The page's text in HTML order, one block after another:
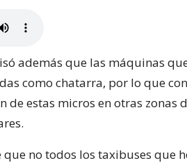
además que las máquinas
como chatarra, por lo que
estas micros en otras zonas
no todos los taxibuses que